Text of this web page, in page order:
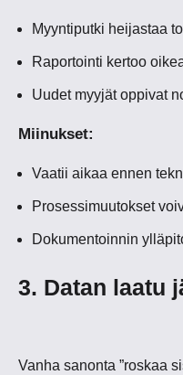
Myyntiputki heijastaa
Raportointi kertoo
Uudet myyjät oppivat
Miinukset:
Vaatii aikaa ennen
Prosessimuutokset
Dokumentoinnin
3. Datan laatu
Vanha sanonta ”roskaa